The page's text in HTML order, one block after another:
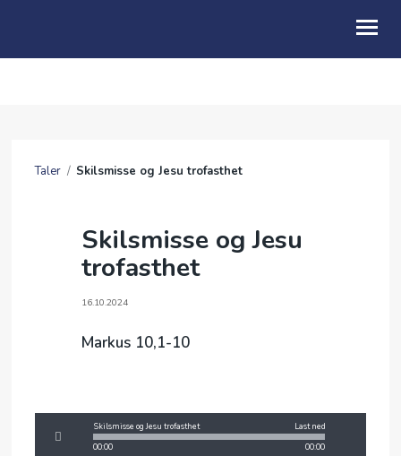
TALER
BE FOR
SOMMERFESTIVAL 2026
ARKIV
Taler / Skilsmisse og Jesu trofasthet
Skilsmisse og Jesu
trofasthet
16.10.2024
Markus 10,1-10
00:00 00:00
Skilsmisse og Jesu trofasthet Last ned